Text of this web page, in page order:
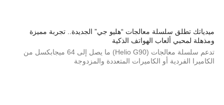
ميدياتك تطلق سلسلة معالجات “هليو جي” الجديدة.. تجربة مميزة
ومذهلة لمحبي ألعاب الهواتف الذكية
تدعم سلسلة معالجات (Helio G90) ما يصل إلى 64 ميجابكسل من
الكاميرا الفردية أو الكاميرات المتعددة والمزدوجة